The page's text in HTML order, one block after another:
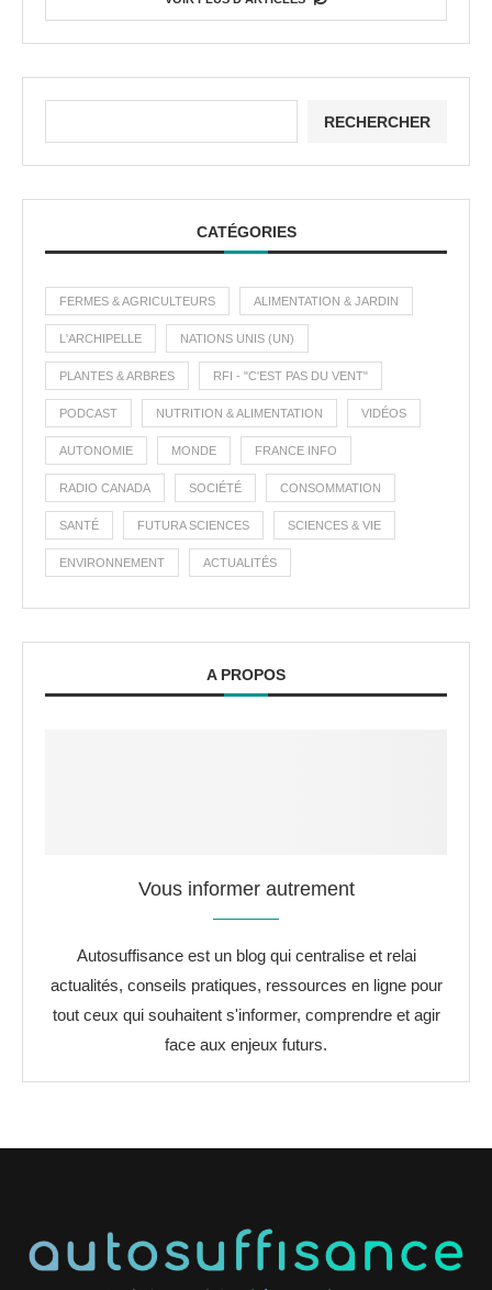
RECHERCHER
CATÉGORIES
FERMES & AGRICULTEURS ALIMENTATION & JARDIN
L'ARCHIPELLE NATIONS UNIS (UN)
PLANTES & ARBRES RFI - "C'EST PAS DU VENT"
PODCAST NUTRITION & ALIMENTATION VIDÉOS
AUTONOMIE MONDE FRANCE INFO
RADIO CANADA SOCIÉTÉ CONSOMMATION
SANTÉ FUTURA SCIENCES SCIENCES & VIE
ENVIRONNEMENT ACTUALITÉS
A PROPOS
Vous informer autrement
Autosuffisance est un blog qui centralise et relai
actualités, conseils pratiques, ressources en ligne pour
tout ceux qui souhaitent s'informer, comprendre et agir
face aux enjeux futurs.